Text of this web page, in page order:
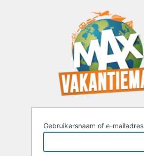
Gebruikersnaam of e-mailadres